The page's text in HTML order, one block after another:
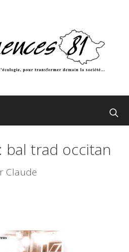
bal trad occitan
Claude